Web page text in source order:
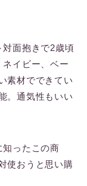
面抱きで2歳頃
イビー、ベー
素材でできてい
。通気性もいい
知ったこの商
使おうと思い購